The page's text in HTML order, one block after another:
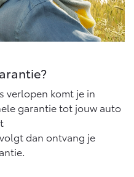
Vanaf € 48.995,-
OOK ALS BATTERIJ-
ELEKTRISCH
verlopen komt je in
garantie tot jouw auto
dan ontvang je